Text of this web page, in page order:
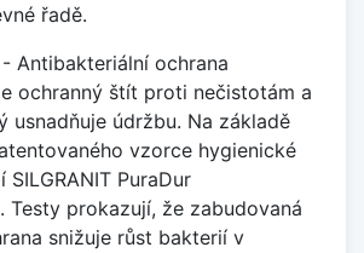
řadě.
- Antibakteriální ochrana
ochranný štít proti nečistotám a
usnadňuje údržbu. Na základě
vzorce hygienické
PuraDur
Testy prokazují, že zabudovaná
snižuje růst bakterií v